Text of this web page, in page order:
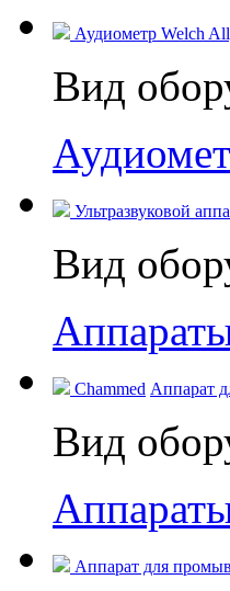
Аудиометр Welch
Вид
Ультразвуковой
Вид
Chammed Аппарат
Вид
Аппарат для